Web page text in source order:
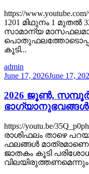
https://
1201 മിഥുനം 1
സാമാന്യ
കൂടി...
admin
June 17, 2026June 17,
2026 ജൂൺ,
https://youtu.be/
രാശിഫലം താഴെ
ഫലങ്ങൾ
ജാതകം കൂടി
വിലയിരുത്തണമെന്നും